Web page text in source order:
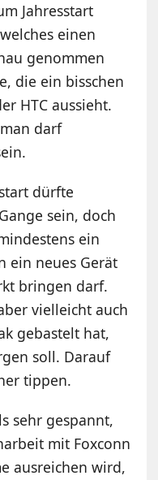
Jahresstart
einen
genommen
die ein bisschen
HTC aussieht.
darf
dürfte
sein, doch
ein
ein neues Gerät
bringen darf.
vielleicht auch
gebastelt hat,
soll. Darauf
tippen.
sehr gespannt,
mit Foxconn
ausreichen wird,